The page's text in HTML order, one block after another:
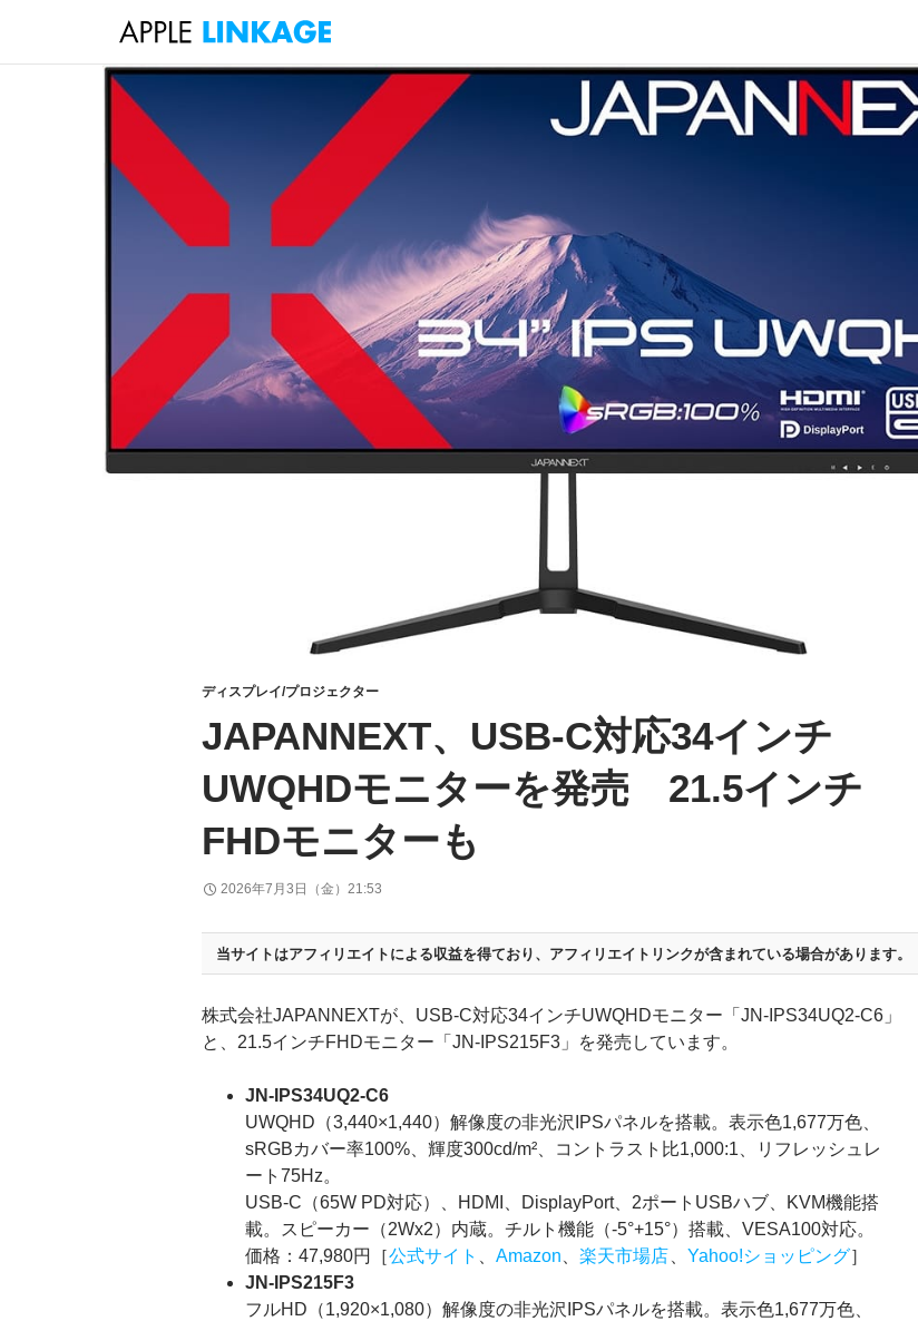
ディスプレイ/プロジェクター
JAPANNEXT、USB-C対応34インチ
UWQHDモニターを発売 21.5インチ
FHDモニターも
2026年7月3日（金）21:53
当サイトはアフィリエイトによる収益を得ており、 アフィリエイトリンクが含まれている場合があります。
株式会社JAPANNEXTが、USB-C対応34インチUWQHDモニター「JN-IPS34UQ2-C6」
と、21.5インチFHDモニター「JN-IPS215F3」を発売しています。
JN-IPS34UQ2-C6
UWQHD（3,440×1,440）解像度の非光沢IPSパネルを搭載。表示色1,677万色、
sRGBカバー率100%、輝度300cd/m²、コントラスト比1,000:1、リフレッシュレ
ート75Hz。
USB-C（65W PD対応）、HDMI、DisplayPort、2ポートUSBハブ、KVM機能搭
載。スピーカー（2Wx2）内蔵。チルト機能（-5°+15°）搭載、VESA100対応。
価格：47,980円［公式サイト 、Amazon、楽天市場店、Yahoo!ショッピング］
JN-IPS215F3
フルHD（1,920×1,080）解像度の非光沢IPSパネルを搭載。表示色1,677万色、